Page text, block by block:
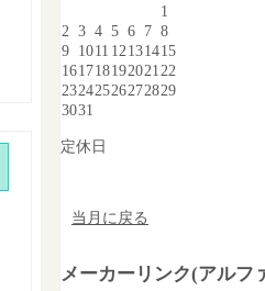
1
2 3 4 5 6 7 8
9 1011 12131415
161718192021 22
23242526272829
3031
定休日
当月に戻る
メーカーリンク(アルフ